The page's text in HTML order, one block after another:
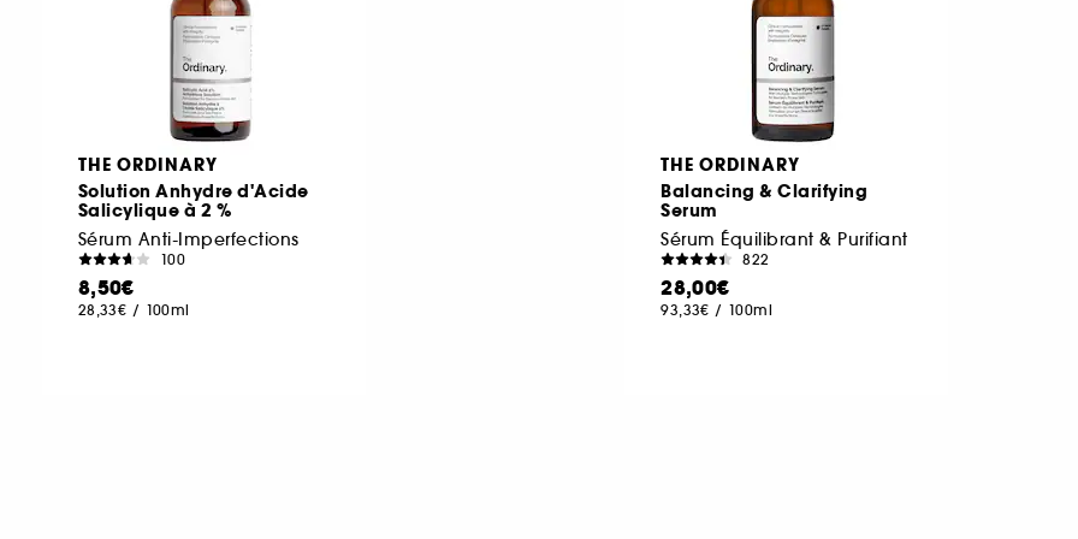
THE ORDINARY
Solution Anhydre d'Acide
Salicylique à 2 %
Sérum Anti-Imperfections
100
8,50€
28,33€ / 100ml
THE ORDINARY
Balancing & Clarifying
Serum
Sérum Équilibrant & Purifiant
822
28,00€
93,33€ / 100ml